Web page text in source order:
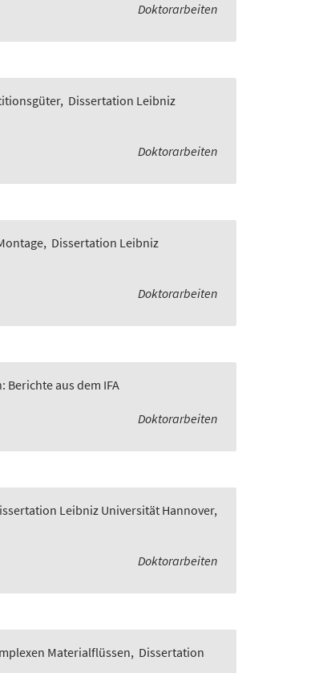
Doktorarbeiten
, Dissertation Leibniz
Doktorarbeiten
, Dissertation Leibniz
Doktorarbeiten
Berichte aus dem IFA
Doktorarbeiten
Leibniz Universität Hannover,
Doktorarbeiten
Materialflüssen, Dissertation